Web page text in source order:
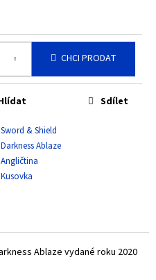
CHCI PRODAT
Sword & Shield
Darkness Ablaze
Angličtina
Kusovka
Sdílet
Ablaze vydané roku 2020